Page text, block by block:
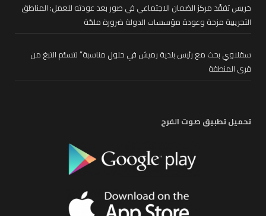
خريس تفقّد مركز الضمان الاجتماعي في صور بعد عودته للعمل: المناطق
التجريبية مزحة وعودة مؤسسات الدولة ضرورة ملحّة
سقلاوي بحث مع رئيس بلدية رميش في حلول مناسبة” لتسلُّم التبغ من
قرى المنطقة
تحميل تطبيق صوت الفرح